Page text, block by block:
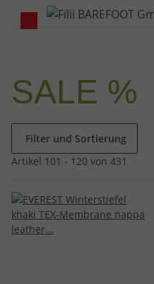
SALE %
Filter und Sortierung
Artikel 101 - 120 von 431